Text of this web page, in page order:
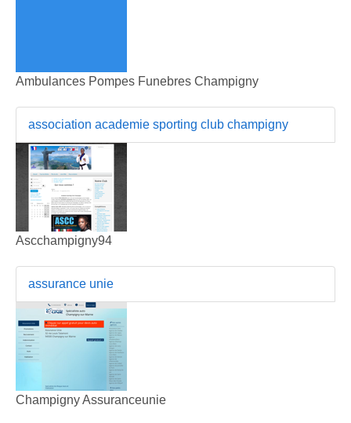
Ambulances Pompes Funebres Champigny
association academie sporting club champigny
Ascchampigny94
assurance unie
Champigny Assuranceunie